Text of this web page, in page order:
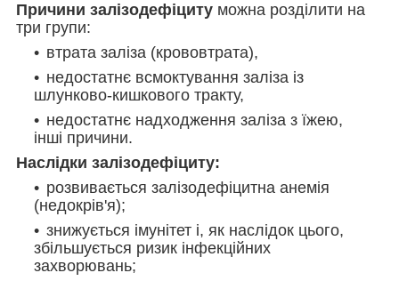
Причини залізодефіциту можна розділити на
три групи:
втрата заліза (крововтрата),
недостатнє всмоктування заліза із
шлунково-кишкового тракту,
недостатнє надходження заліза з їжею,
інші причини.
Наслідки залізодефіциту:
розвивається залізодефіцитна анемія
(недокрів'я);
знижується імунітет і, як наслідок цього,
збільшується ризик інфекційних
захворювань;